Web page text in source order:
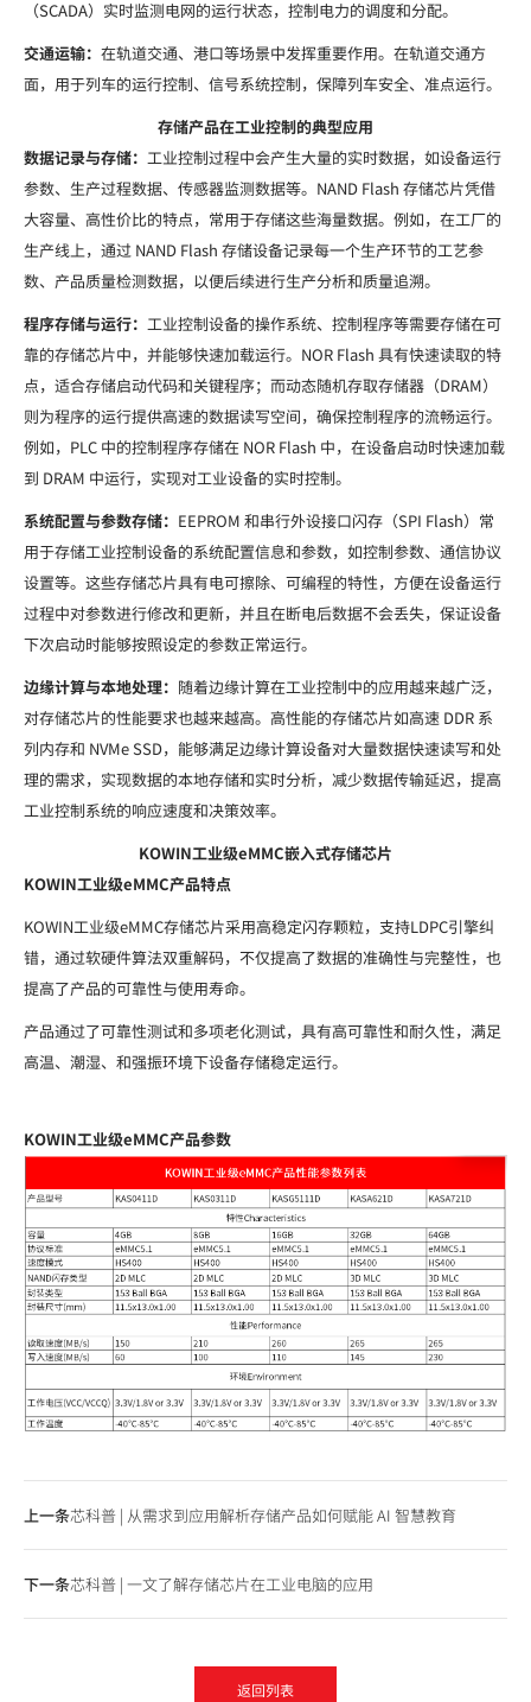
（SCADA）实时监测电网的运行状态，控制电力的调度和分配。
交通运输： 在轨道交通、港口等场景中发挥重要作用。在轨道交通方
面，用于列车的运行控制、信号系统控制，保障列车安全、准点运行。
存储产品在工业控制的典型应用
数据记录与存储： 工业控制过程中会产生大量的实时数据，如设备运行
参数、生产过程数据、传感器监测数据等。NAND Flash 存储芯片凭借
大容量、高性价比的特点，常用于存储这些海量数据。例如，在工厂的
生产线上，通过 NAND Flash 存储设备记录每一个生产环节的工艺参
数、产品质量检测数据，以便后续进行生产分析和质量追溯。
程序存储与运行： 工业控制设备的操作系统、控制程序等需要存储在可
靠的存储芯片中，并能够快速加载运行。NOR Flash 具有快速读取的特
点，适合存储启动代码和关键程序；而动态随机存取存储器（DRAM）
则为程序的运行提供高速的数据读写空间，确保控制程序的流畅运行。
例如，PLC 中的控制程序存储在 NOR Flash 中，在设备启动时快速加载
到 DRAM 中运行，实现对工业设备的实时控制。
系统配置与参数存储： EEPROM 和串行外设接口闪存（SPI Flash）常
用于存储工业控制设备的系统配置信息和参数，如控制参数、通信协议
设置等。这些存储芯片具有电可擦除、可编程的特性，方便在设备运行
过程中对参数进行修改和更新，并且在断电后数据不会丢失，保证设备
下次启动时能够按照设定的参数正常运行。
边缘计算与本地处理： 随着边缘计算在工业控制中的应用越来越广泛，
对存储芯片的性能要求也越来越高。高性能的存储芯片如高速 DDR 系
列内存和 NVMe SSD，能够满足边缘计算设备对大量数据快速读写和处
理的需求，实现数据的本地存储和实时分析，减少数据传输延迟，提高
工业控制系统的响应速度和决策效率。
KOWIN工业级eMMC嵌入式存储芯片
KOWIN工业级eMMC产品特点
KOWIN工业级eMMC存储芯片采用高稳定闪存颗粒，支持LDPC引擎纠
错，通过软硬件算法双重解码，不仅提高了数据的准确性与完整性，也
提高了产品的可靠性与使用寿命。
产品通过了可靠性测试和多项老化测试，具有高可靠性和耐久性，满足
高温、潮湿、和强振环境下设备存储稳定运行。
KOWIN工业级eMMC产品参数
上一条芯科普 | 从需求到应用解析存储产品如何赋能 AI 智慧教育
下一条芯科普 | 一文了解存储芯片在工业电脑的应用
返回列表